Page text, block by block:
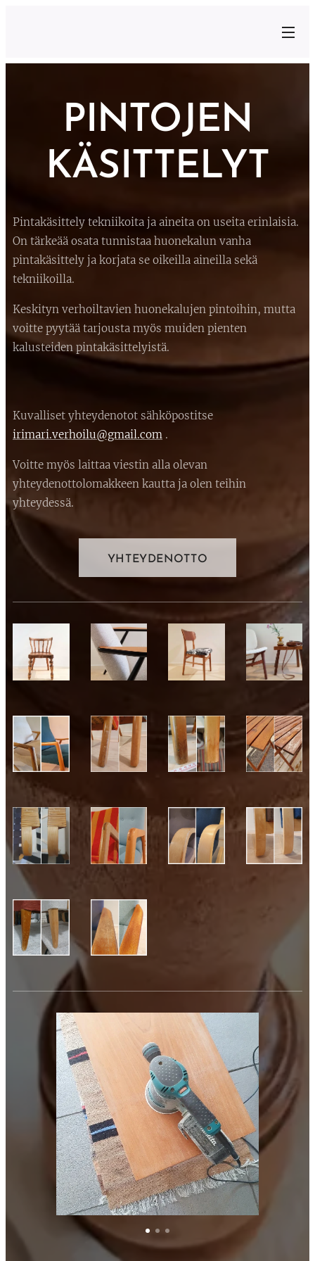
PINTOJEN
KÄSITTELYT
Pintakäsittely tekniikoita ja aineita on useita erinlaisia.
On tärkeää osata tunnistaa huonekalun vanha
pintakäsittely ja korjata se oikeilla aineilla sekä
tekniikoilla.
Keskityn verhoiltavien huonekalujen pintoihin, mutta
voitte pyytää tarjousta myös muiden pienten
kalusteiden pintakäsittelyistä.
Kuvalliset yhteydenotot sähköpostitse
irimari.verhoilu@gmail.com .
Voitte myös laittaa viestin alla olevan
yhteydenottolomakkeen kautta ja olen teihin
yhteydessä.
YHTEYDENOTTO